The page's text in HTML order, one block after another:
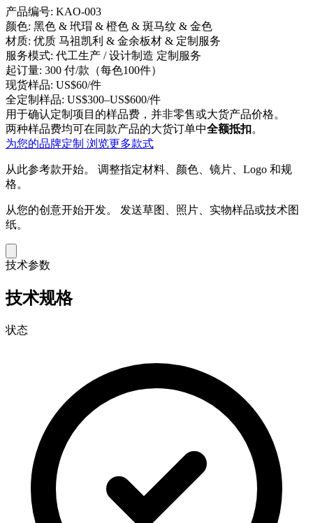
产品编号: KAO-003
颜色: 黑色 & 玳瑁 & 橙色 & 斑马纹 & 金色
材质: 优质 马祖凯利 & 金余板材 & 定制服务
服务模式: 代工生产 / 设计制造 定制服务
起订量: 300 付/款（每色100件）
现货样品: US$60/件
全定制样品: US$300–US$600/件
用于确认定制项目的样品费，并非零售或大货产品价格。
两种样品费均可在同款产品的大货订单中全额抵扣。
为您的品牌定制 浏览更多款式
从此参考款开始。 调整指定材料、颜色、镜片、Logo 和规
格。
从您的创意开始开发。 发送草图、照片、实物样品或技术图
纸。
技术参数
技术规格
状态